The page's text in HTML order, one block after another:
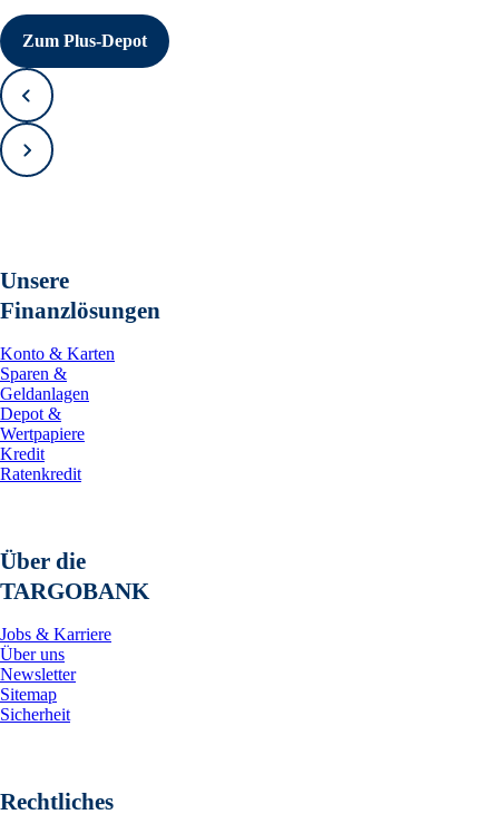
Zum Plus-Depot
Zurück
Vorwärts
Unsere
Finanzlösungen
Konto & Karten
Sparen &
Geldanlagen
Depot &
Wertpapiere
Kredit
Ratenkredit
Über die
TARGOBANK
Jobs & Karriere
Über uns
Newsletter
Sitemap
Sicherheit
Rechtliches